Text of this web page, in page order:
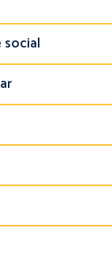
social